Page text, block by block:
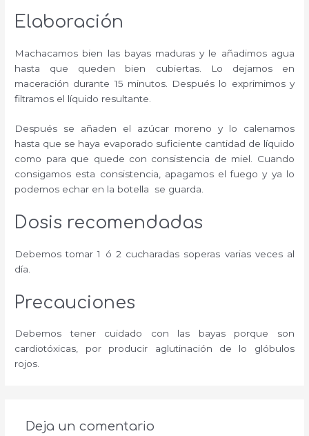
Elaboración
Machacamos bien las bayas maduras y le añadimos agua
hasta que queden bien cubiertas. Lo dejamos en
maceración durante 15 minutos. Después lo exprimimos y
filtramos el líquido resultante.
Después se añaden el azúcar moreno y lo calenamos
hasta que se haya evaporado suficiente cantidad de líquido
como para que quede con consistencia de miel. Cuando
consigamos esta consistencia, apagamos el fuego y ya lo
podemos echar en la botella se guarda.
Dosis recomendadas
Debemos tomar 1 ó 2 cucharadas soperas varias veces al
día.
Precauciones
Debemos tener cuidado con las bayas porque son
cardiotóxicas, por producir aglutinación de lo glóbulos
rojos.
Deja un comentario